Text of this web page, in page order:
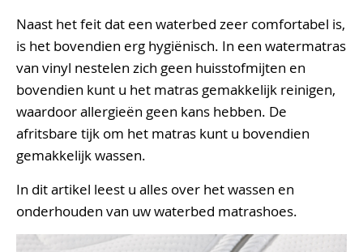
Naast het feit dat een waterbed zeer comfortabel is,
is het bovendien erg hygiënisch. In een watermatras
van vinyl nestelen zich geen huisstofmijten en
bovendien kunt u het matras gemakkelijk reinigen,
waardoor allergieën geen kans hebben. De
afritsbare tijk om het matras kunt u bovendien
gemakkelijk wassen.
In dit artikel leest u alles over het wassen en
onderhouden van uw waterbed matrashoes.